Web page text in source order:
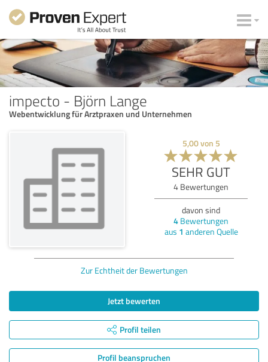
impecto - Björn Lange
Webentwicklung für Arztpraxen und Unternehmen
5,00von 5
SEHR GUT
4 Bewertungen
davon sind
4 Bewertungen
aus 1 anderen Quelle
Zur Echtheit der Bewertungen
Jetzt bewerten
Profil teilen
Profil beanspruchen